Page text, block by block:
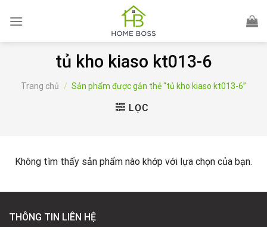
tủ kho kiaso kt013-6
Trang chủ / Sản phẩm được gắn thẻ “tủ kho kiaso kt013-6”
LỌC
Không tìm thấy sản phẩm nào khớp với lựa chọn của bạn.
THÔNG TIN LIÊN HỆ